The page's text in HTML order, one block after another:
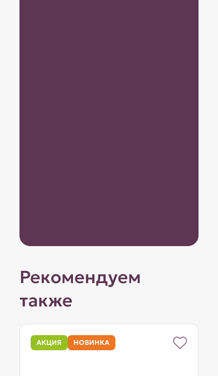
Рекомендуем
также
АКЦИЯ НОВИНКА